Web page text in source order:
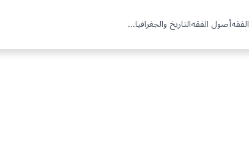
الفقهأصول الفقهالتاريخ والجغرافيا...